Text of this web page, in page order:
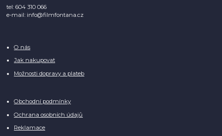
tel: 604 310 066
e-mail: info@filmfontana.cz
O nás
Jak nakupovat
Možnosti dopravy a plateb
Obchodní podmínky
Ochrana osobních údajů
Reklamace